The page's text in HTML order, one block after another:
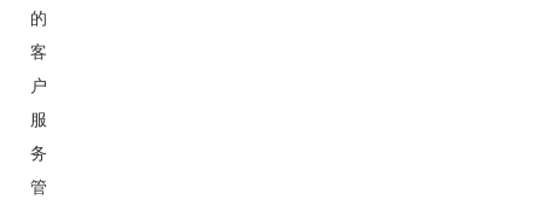
的
客
户
服
务
管